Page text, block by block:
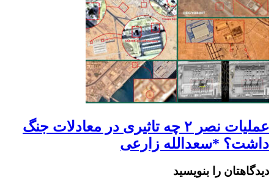
عملیات نصر ۲ چه تاثیری در معادلات جنگ
داشت؟ *سعدالله زارعی
دیدگاهتان را بنویسید